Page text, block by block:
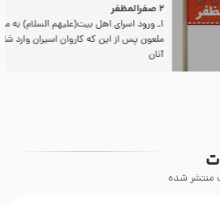
1ـ ورود اسراى اهل بیت‌(علیهم السلام) به مجلس یزید
ملعون پس از این كه كاروان اسیران وارد شام شدند،
منتشر شده